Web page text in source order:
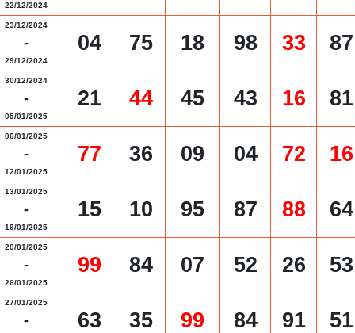
22/12/2024
23/12/2024
-
29/12/2024
04 75 18 98 33 87
30/12/2024
-
05/01/2025
21 44 45 43 16 81
06/01/2025
-
12/01/2025
77 36 09 04 72 16
13/01/2025
-
19/01/2025
15 10 95 87 88 64
20/01/2025
-
26/01/2025
99 84 07 52 26 53
27/01/2025
- 63 35 99 84 91 51